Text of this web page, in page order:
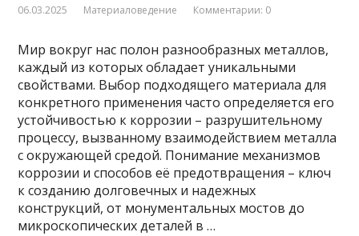
06.03.2025 Материаловедение Комментарии: 0
Мир вокруг нас полон разнообразных металлов,
каждый из которых обладает уникальными
свойствами. Выбор подходящего материала для
конкретного применения часто определяется его
устойчивостью к коррозии – разрушительному
процессу, вызванному взаимодействием металла
с окружающей средой. Понимание механизмов
коррозии и способов её предотвращения – ключ
к созданию долговечных и надежных
конструкций, от монументальных мостов до
микроскопических деталей в …